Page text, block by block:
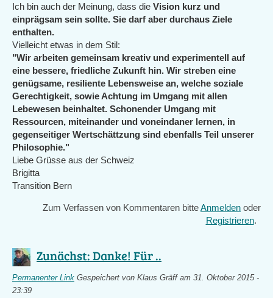
Ich bin auch der Meinung, dass die Vision kurz und
einprägsam sein sollte. Sie darf aber durchaus Ziele
enthalten.
Vielleicht etwas in dem Stil:
"Wir arbeiten gemeinsam kreativ und experimentell auf
eine bessere, friedliche Zukunft hin. Wir streben eine
genügsame, resiliente Lebensweise an, welche soziale
Gerechtigkeit, sowie Achtung im Umgang mit allen
Lebewesen beinhaltet. Schonender Umgang mit
Ressourcen, miteinander und voneindaner lernen, in
gegenseitiger Wertschättzung sind ebenfalls Teil unserer
Philosophie."
Liebe Grüsse aus der Schweiz
Brigitta
Transition Bern
Zum Verfassen von Kommentaren bitteAnmelden oder
Registrieren.
Zunächst: Danke! Für ..
Permanenter Link Gespeichert von Klaus Gräffam 31. Oktober 2015 -
23:39